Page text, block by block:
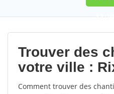
9,5
Trouver des
votre ville :
Comment trouver des